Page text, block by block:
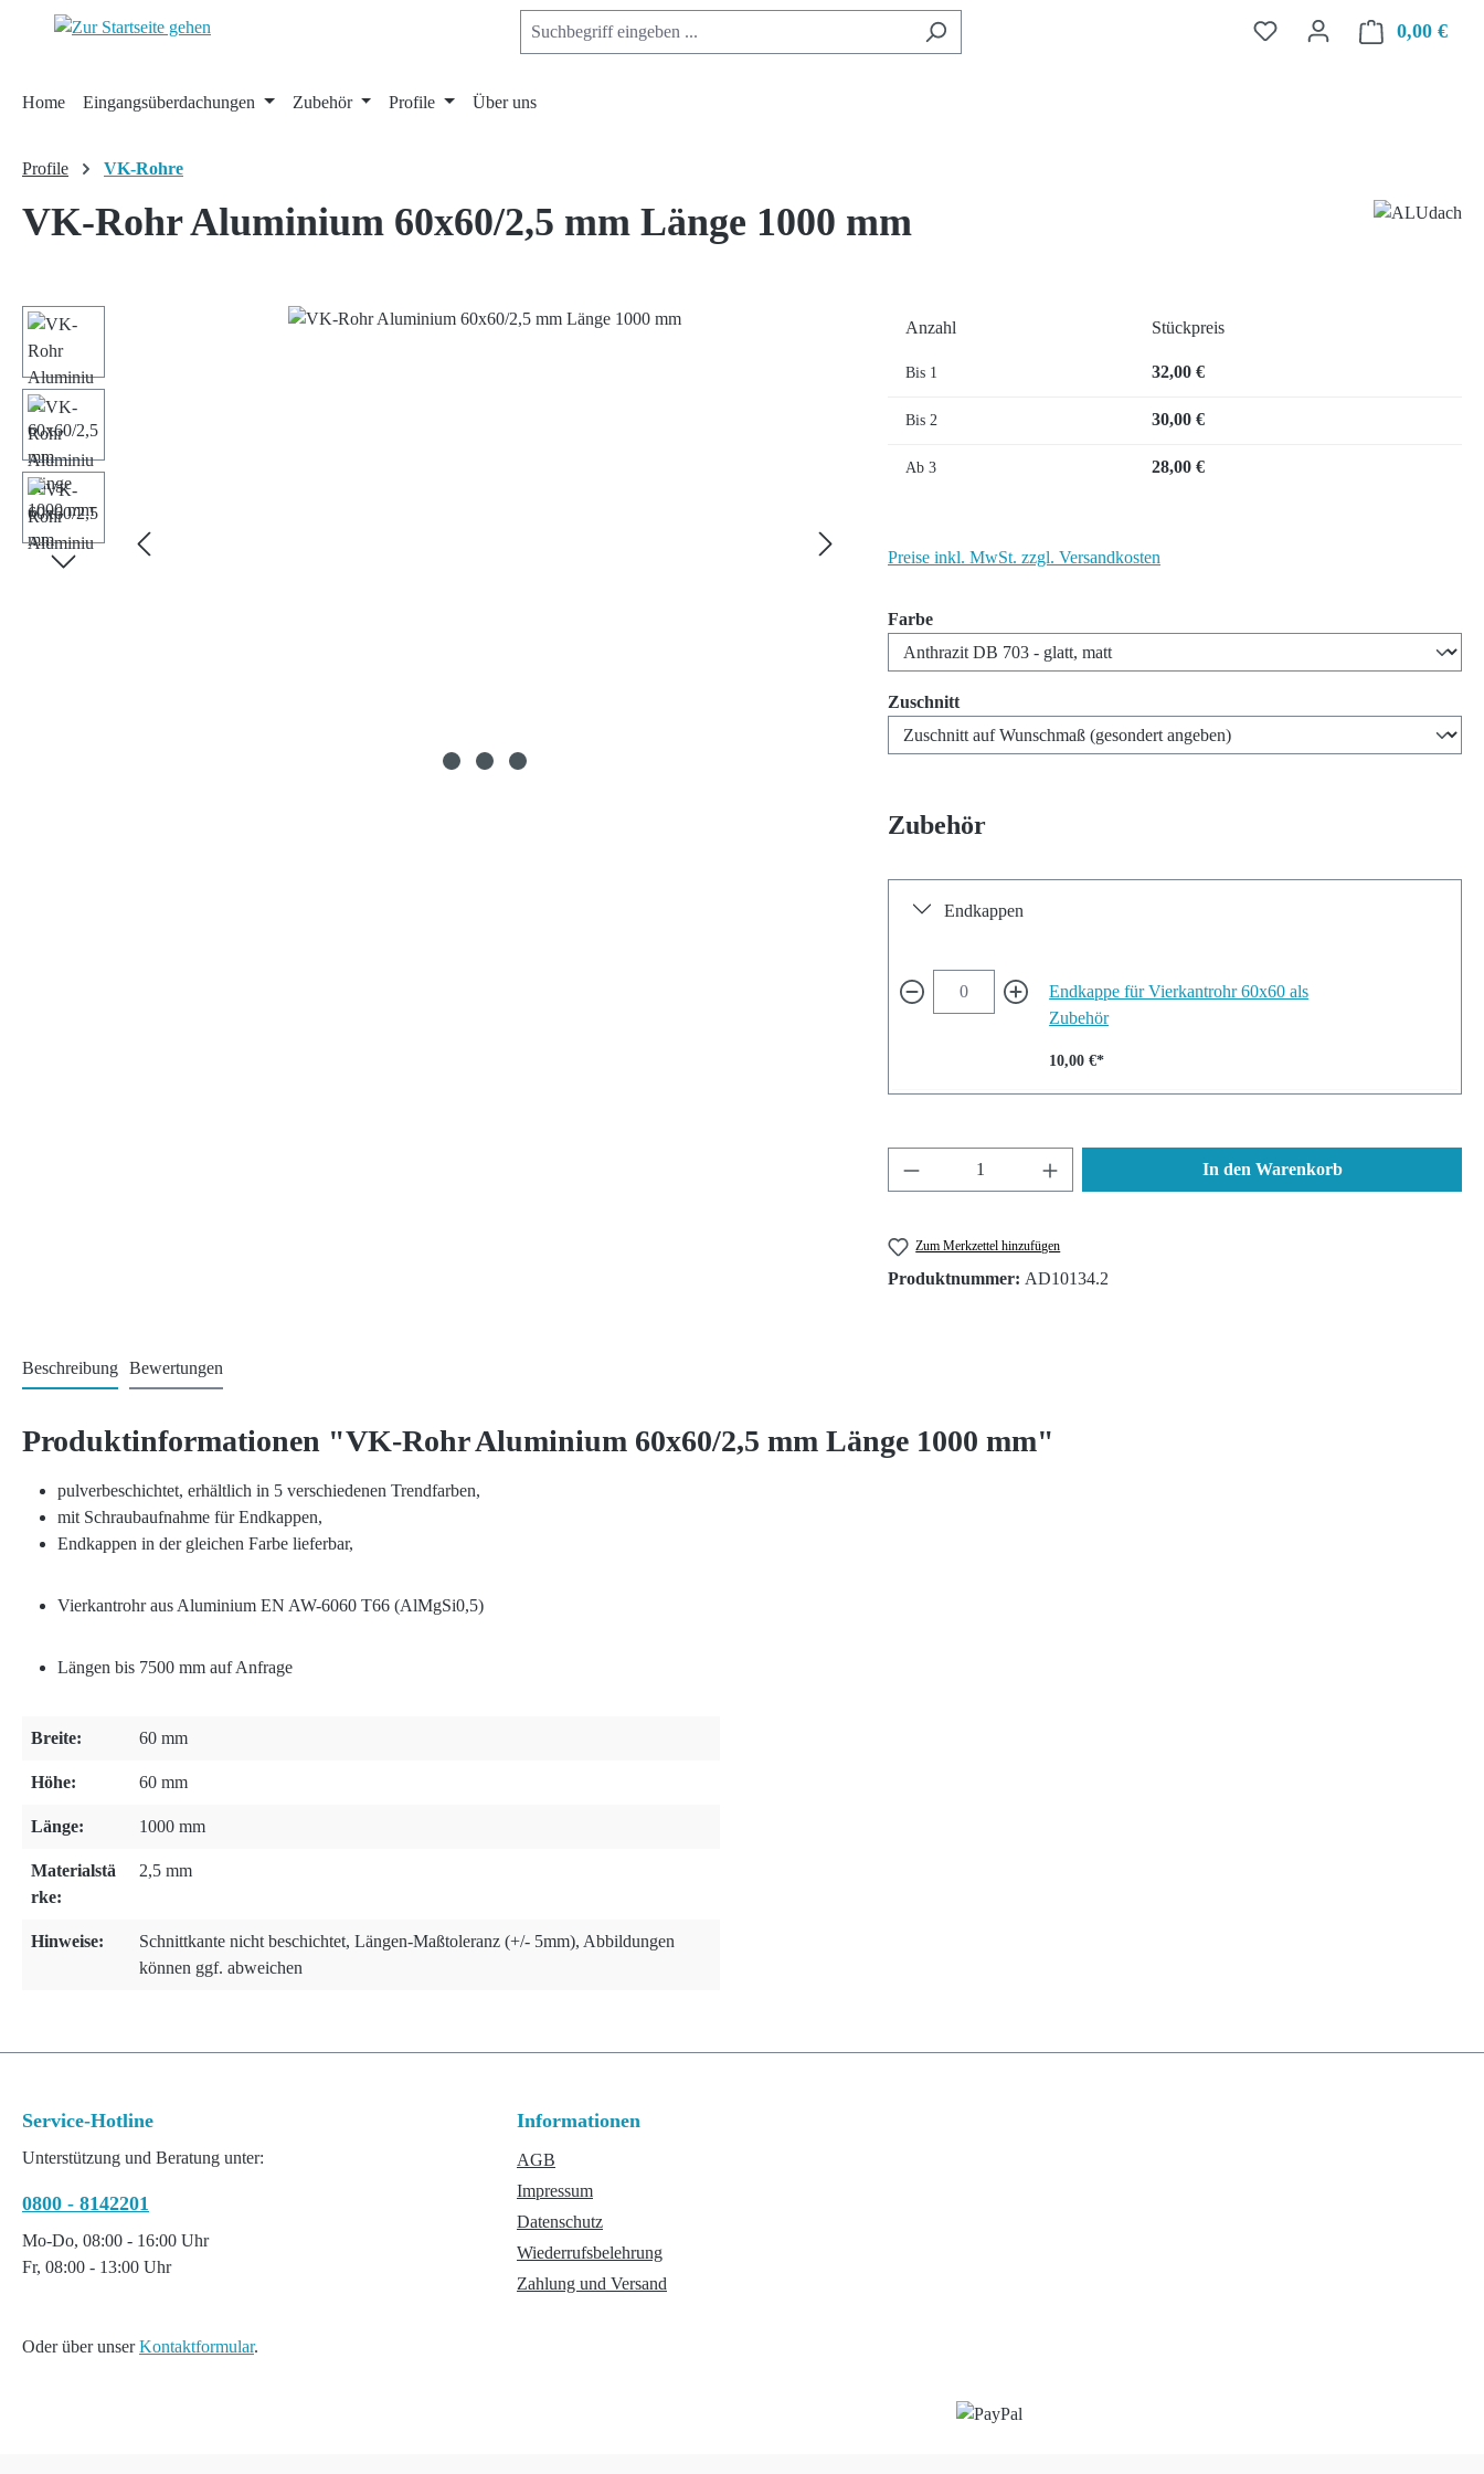
Hauptinhalt springen
Zur Suche springen
Zur Hauptnavigation springen 0,00 €
Home Eingangsüberdachungen Zubehör Profile Über uns
Profile VK-Rohre
VK-Rohr Aluminium 60x60/2,5 mm Länge 1000 mm
Bildergalerie überspringen
Anzahl Stückpreis
Bis 1 32,00 €
Bis 2 30,00 €
Ab 3 28,00 €
Preise inkl. MwSt. zzgl. Versandkosten
Farbeauswählen
Zuschnittauswählen
Zubehör
Endkappen
Endkappe für Vierkantrohr 60x60 als
Zubehör
10,00 €*
Produkt Anzahl: Gib den gewünschten Wert ein oder
In den Warenkorb
Zum Merkzettel hinzufügen
Produktnummer: AD10134.2
Beschreibung Bewertungen
Produktinformationen "VK-Rohr Aluminium 60x60/2,5 mm Länge 1000 mm"
pulverbeschichtet, erhältlich in 5 verschiedenen Trendfarben,
mit Schraubaufnahme für Endkappen,
Endkappen in der gleichen Farbe lieferbar,
Vierkantrohr aus Aluminium EN AW-6060 T66 (AlMgSi0,5)
Längen bis 7500 mm auf Anfrage
Breite: 60 mm
Höhe: 60 mm
Länge: 1000 mm
Materialstä
rke:
2,5 mm
Hinweise:
Schnittkante nicht beschichtet, Längen-Maßtoleranz (+/- 5mm), Abbildungen
können ggf. abweichen
Service-Hotline
Unterstützung und Beratung unter:
0800 - 8142201
Mo-Do, 08:00 - 16:00 Uhr
Fr, 08:00 - 13:00 Uhr
Oder über unserKontaktformular.
Informationen
AGB
Impressum
Datenschutz
Wiederrufsbelehrung
Zahlung und Versand